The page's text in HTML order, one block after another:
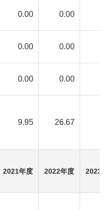
0.00 0.00
0.00 0.00
0.00 0.00
9.95 26.67
2021年度 2022年度 2023